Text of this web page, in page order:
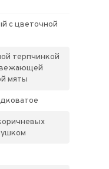
с цветочной
терпчинкой
мяты